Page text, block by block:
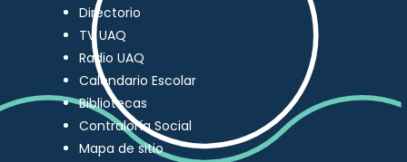
Directorio
TV UAQ
Radio UAQ
Calendario Escolar
Bibliotecas
Contraloría Social
Mapa de sitio